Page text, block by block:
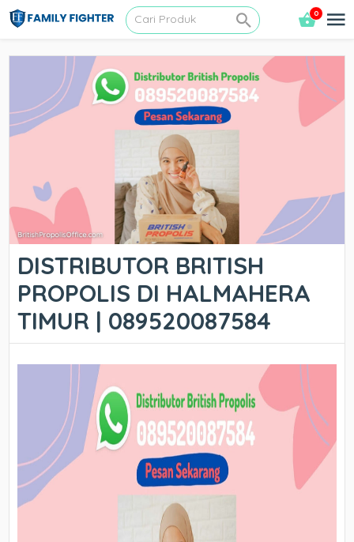
0
DISTRIBUTOR BRITISH
PROPOLIS DI HALMAHERA
TIMUR | 089520087584